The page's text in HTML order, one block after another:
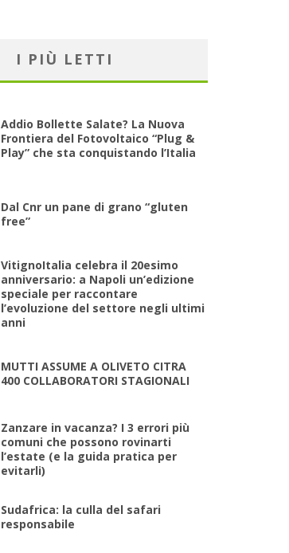
I PIÙ LETTI
Addio Bollette Salate? La Nuova
Frontiera del Fotovoltaico “Plug &
Play” che sta conquistando l’Italia
Dal Cnr un pane di grano “gluten
free”
VitignoItalia celebra il 20esimo
anniversario: a Napoli un’edizione
speciale per raccontare
l’evoluzione del settore negli ultimi
anni
MUTTI ASSUME A OLIVETO CITRA
400 COLLABORATORI STAGIONALI
Zanzare in vacanza? I 3 errori più
comuni che possono rovinarti
l’estate (e la guida pratica per
evitarli)
Sudafrica: la culla del safari
responsabile